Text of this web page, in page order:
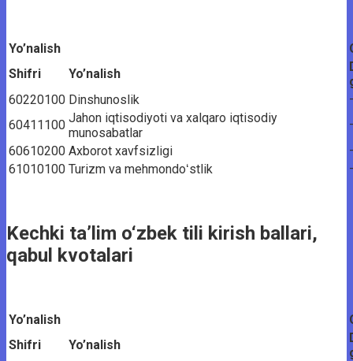
Yo’nalish
Shifri
Yo’nalish
60220100 Dinshunoslik
60411100 Jahon iqtisodiyoti va xalqaro iqtisodiy
munosabatlar
60610200 Axborot xavfsizligi
61010100 Turizm va mehmondoʻstlik
Kechki ta’lim o‘zbek tili kirish ballari,
qabul kvotalari
Yo’nalish
Shifri
Yo’nalish